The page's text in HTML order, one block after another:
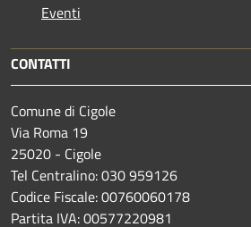
Eventi
CONTATTI
Comune di Cigole
Via Roma 19
25020 - Cigole
Tel Centralino: 030 959126
Codice Fiscale: 00760060178
Partita IVA: 00577220981